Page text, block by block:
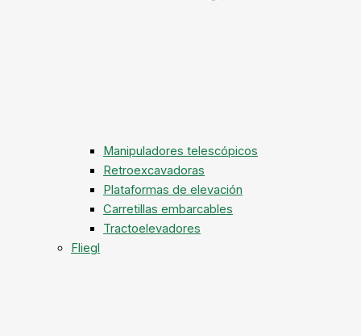
Manipuladores telescópicos
Retroexcavadoras
Plataformas de elevación
Carretillas embarcables
Tractoelevadores
Fliegl